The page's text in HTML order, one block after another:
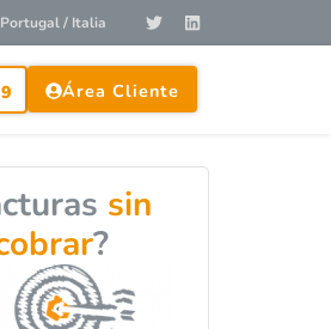
Portugal / Italia
Área Cliente
sin
?